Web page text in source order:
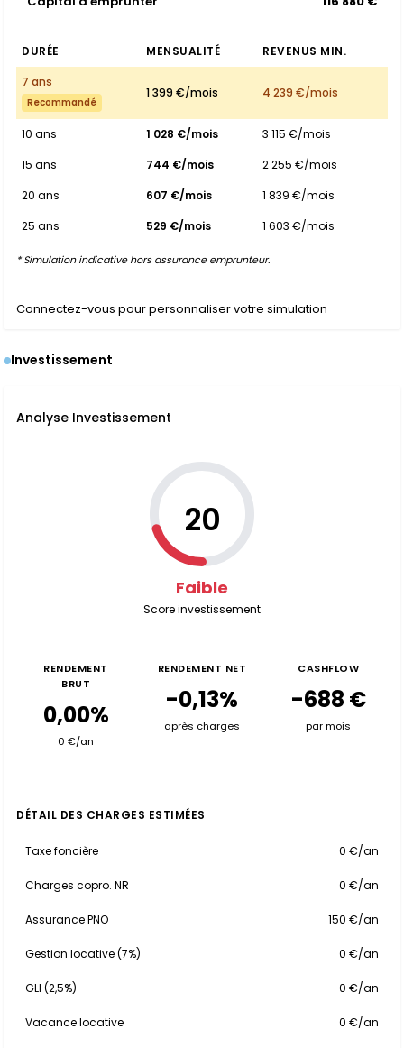
DURÉE MENSUALITÉ
REVENUS MIN.
7 ans
Recommandé
1 399 €/mois 4 239 €/mois
10 ans 1 028 €/mois
3 115 €/mois
15 ans
744 €/mois
2 255 €/mois
20 ans
607 €/mois
1 839 €/mois
25 ans
529 €/mois 1 603 €/mois
* Simulation indicative hors assurance emprunteur.
Connectez-vous pour personnaliser votre simulation
Investissement
Analyse Investissement
20
Faible
Score investissement
RENDEMENT
BRUT
0,00%
0 €/an
RENDEMENT NET
-0,13%
après charges
CASHFLOW
-688 €
par mois
DÉTAIL DES CHARGES ESTIMÉES
Taxe foncière 0 €/an
Charges copro. NR 0 €/an
Assurance PNO 150 €/an
Gestion locative (7%) 0 €/an
GLI (2,5%) 0 €/an
Vacance locative 0 €/an